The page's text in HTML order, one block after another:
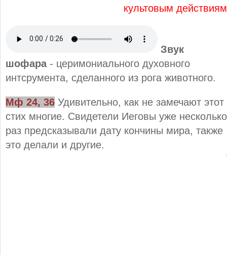
культовым действиям
Звук
шофара- церимониального духовного
интсрумента, сделанного из рога животного.
Мф 24, 36 Удивительно, как не замечают этот
стих многие. Свидетели Иеговы уже несколько
раз предсказывали дату кончины мира, также
это делали и другие.